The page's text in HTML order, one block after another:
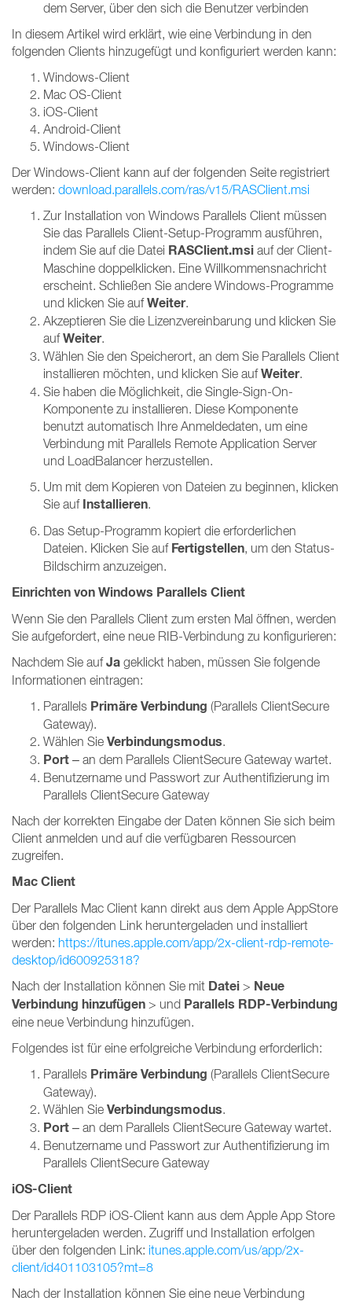
dem Server, über den sich die Benutzer verbinden
In diesem Artikel wird erklärt, wie eine Verbindung in den
folgenden Clients hinzugefügt und konfiguriert werden kann:
Windows-Client
Mac OS-Client
iOS-Client
Android-Client
Windows-Client
Der Windows-Client kann auf der folgenden Seite registriert
werden: download.parallels.com/ras/v15/RASClient.msi
Zur Installation von Windows Parallels Client müssen
Sie das Parallels Client-Setup-Programm ausführen,
indem Sie auf die Datei RASClient.msi auf der Client-
Maschine doppelklicken. Eine Willkommensnachricht
erscheint. Schließen Sie andere Windows-Programme
und klicken Sie aufWeiter.
Akzeptieren Sie die Lizenzvereinbarung und klicken Sie
aufWeiter.
Wählen Sie den Speicherort, an dem Sie Parallels Client
installieren möchten, und klicken Sie aufWeiter.
Sie haben die Möglichkeit, die Single-Sign-On-
Komponente zu installieren. Diese Komponente
benutzt automatisch Ihre Anmeldedaten, um eine
Verbindung mit Parallels Remote Application Server
und LoadBalancer herzustellen.
Um mit dem Kopieren von Dateien zu beginnen, klicken
Sie auf Installieren.
Das Setup-Programm kopiert die erforderlichen
Dateien. Klicken Sie auf Fertigstellen, um den Status-
Bildschirm anzuzeigen.
Einrichten von Windows Parallels Client
Wenn Sie den Parallels Client zum ersten Mal öffnen, werden
Sie aufgefordert, eine neue RIB-Verbindung zu konfigurieren:
Nachdem Sie aufJa geklickt haben, müssen Sie folgende
Informationen eintragen:
Parallels Primäre Verbindung (Parallels ClientSecure
Gateway).
Wählen Sie Verbindungsmodus.
Port – an dem Parallels ClientSecure Gateway wartet.
Benutzername und Passwort zur Authentifizierung im
Parallels ClientSecure Gateway
Nach der korrekten Eingabe der Daten können Sie sich beim
Client anmelden und auf die verfügbaren Ressourcen
zugreifen.
Mac Client
Der Parallels Mac Client kann direkt aus dem Apple AppStore
über den folgenden Link heruntergeladen und installiert
werden: https://itunes.apple.com/app/2x-client-rdp-remote-
desktop/id600925318?
Nach der Installation können Sie mit Datei > Neue
Verbindung hinzufügen > und Parallels RDP-Verbindung
eine neue Verbindung hinzufügen.
Folgendes ist für eine erfolgreiche Verbindung erforderlich:
Parallels Primäre Verbindung (Parallels ClientSecure
Gateway).
Wählen Sie Verbindungsmodus.
Port – an dem Parallels ClientSecure Gateway wartet.
Benutzername und Passwort zur Authentifizierung im
Parallels ClientSecure Gateway
iOS-Client
Der Parallels RDP iOS-Client kann aus dem Apple App Store
heruntergeladen werden. Zugriff und Installation erfolgen
über den folgenden Link: itunes.apple.com/us/app/2x-
client/id401103105?mt=8
Nach der Installation können Sie eine neue Verbindung